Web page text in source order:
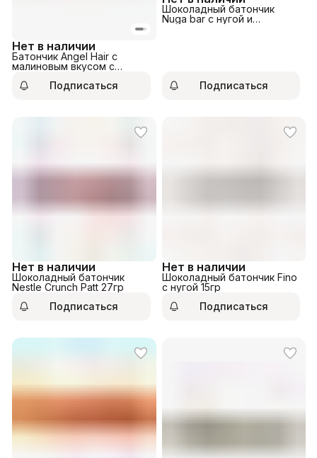
Нет в наличии
Батончик Angel Hair с
малиновым вкусом с
пишмание 45гр
Подписаться
Шоколадный батончик
Nuga bar с нугой и
Подписаться
Нет в наличии
Шоколадный батончик
Nestle Crunch Patt 27гр
Подписаться
Нет в наличии
Шоколадный батончик Fino
с нугой 15гр
Подписаться